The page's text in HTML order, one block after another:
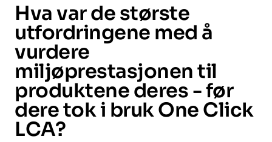
Hva var de største
utfordringene med å
vurdere
miljøprestasjonen til
produktene deres - før
dere tok i bruk One Click
LCA?